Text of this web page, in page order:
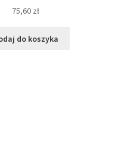
75,60 zł
do koszyka